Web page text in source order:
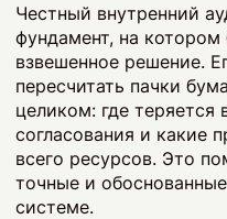
Честный внутренний
фундамент, на котором
взвешенное решение.
пересчитать пачки
целиком: где теряется
согласования и какие
всего ресурсов. Это
точные и
системе.